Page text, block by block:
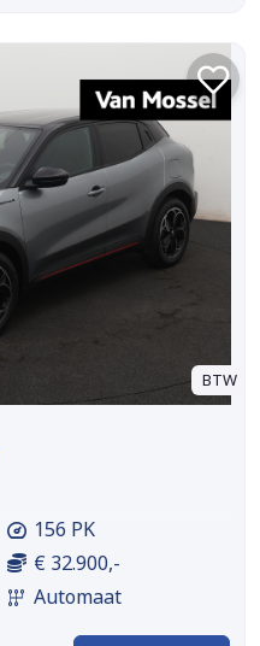
BTW
156 PK
€ 32.900,-
Automaat